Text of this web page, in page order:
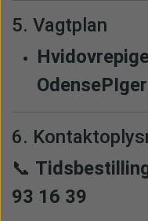
5. Vagtplan
6.
📞
93 16 39